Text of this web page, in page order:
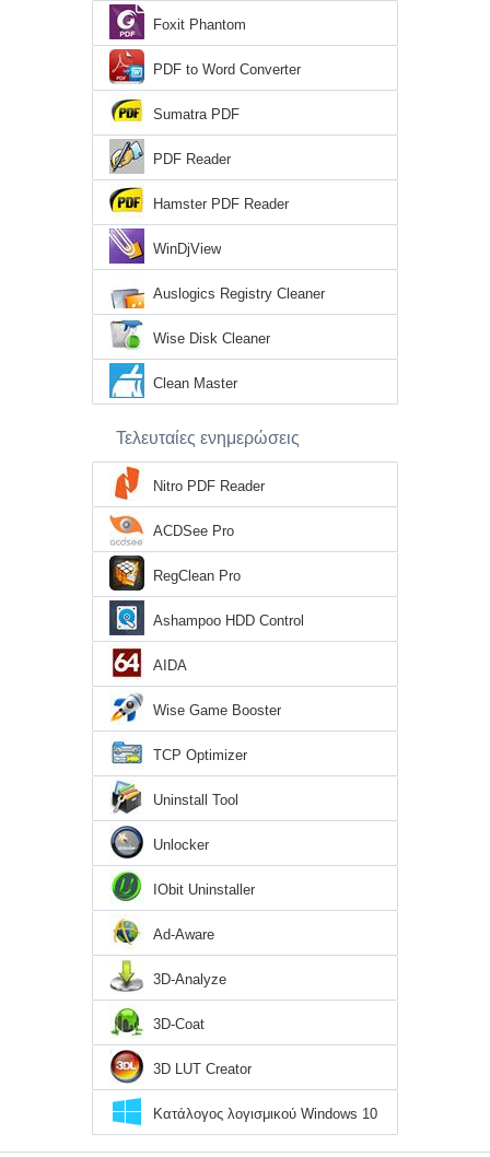
Foxit Phantom
PDF to Word Converter
Sumatra PDF
PDF Reader
Hamster PDF Reader
WinDjView
Auslogics Registry Cleaner
Wise Disk Cleaner
Clean Master
Τελευταίες ενημερώσεις
Nitro PDF Reader
ACDSee Pro
RegClean Pro
Ashampoo HDD Control
AIDA
Wise Game Booster
TCP Optimizer
Uninstall Tool
Unlocker
IObit Uninstaller
Ad-Aware
3D-Analyze
3D-Coat
3D LUT Creator
Κατάλογος λογισμικού Windows 10